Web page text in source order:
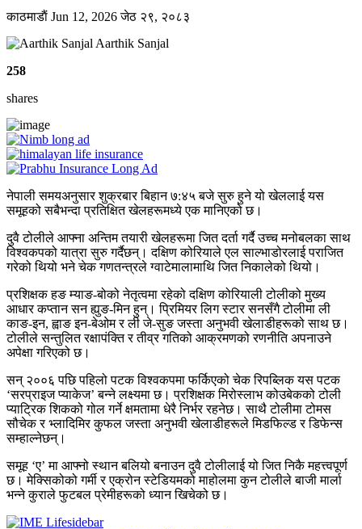
काठमाडाैं Jun 12, 2026जेठ २९, २०८३
Aarthik Sanjal
258
shares
नेपाली समयअनुसार शुक्रबार बिहान ७:४५ बजे सुरु हुने यो खेललाई यस
समूहको सबैभन्दा प्रतिक्षित खेलहरूमध्ये एक मानिएको छ।
दुवै टोलीले आफ्ना अन्तिम तयारी खेलहरूमा जित दर्ता गर्दै उच्च मनोबलका साथ
विश्वकपको यात्रा सुरु गर्दैछन्। दक्षिण कोरियाले एल साल्भाडोरलाई पराजित
गरेको थियो भने चेक गणतन्त्रले ग्वाटेमालामाथि जित निकालेको थियो।
प्रशिक्षक हङ म्याङ-बोको नेतृत्वमा रहेको दक्षिण कोरियाली टोलीको मुख्य
आधार कप्तान सन ह्युङ-मिन हुन्। प्रिमियर लिग स्टार सनसँगै टोलीमा ली
काङ-इन, ह्वाङ इन-बेओम र ली जे-सुङ जस्ता अनुभवी खेलाडीहरूको साथ छ।
टोलीले सन्तुलित रक्षापंक्ति र तीव्र गतिको आक्रमणको रणनीति अपनाउने
अपेक्षा गरिएको छ।
सन् २००६ पछि पहिलो पटक विश्वकपमा फर्किएको चेक रिपब्लिक यस पटक
‘सरप्राइज प्याकेज’ बन्ने लक्ष्यमा छ। प्रशिक्षक मिरोस्लाभ कोउबेकको टोली
प्याट्रिक शिकको गोल गर्ने क्षमतामा धेरै निर्भर रहनेछ। साथै टोलीमा टोमस
सौचेक र भ्लादिमिर कुफल जस्ता अनुभवी खेलाडीहरूले मिडफिल्ड र डिफेन्स
सम्हाल्नेछन्।
समूह ‘ए’ मा आफ्नो स्थान बलियो बनाउन दुवै टोलीलाई यो जित निकै महत्त्वपूर्ण
छ। मेक्सिकोको गर्मी र एक्रोन स्टेडियमको माहोलमा कुन टोलीले बाजी मार्ला
भन्ने कुराले फुटबल प्रेमीहरूको ध्यान खिचेको छ।